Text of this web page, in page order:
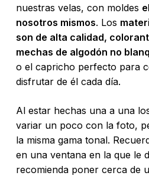
No hay
Go To
nuestras velas, con moldes
nosotros mismos. Los
son de alta calidad,
mechas de algodón no
o el capricho perfecto para
disfrutar de él cada día.
Al estar hechas una a una
variar un poco con la foto,
la misma gama tonal.
en una ventana en la que le
recomienda poner cerca de